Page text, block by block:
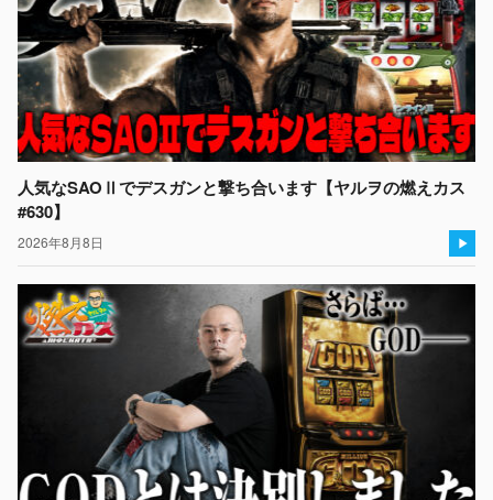
人気なSAOⅡでデスガンと撃ち合います【ヤルヲの燃えカス
#630】
2026年8月8日